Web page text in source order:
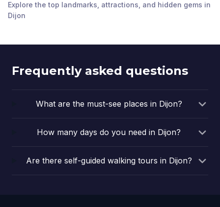
Explore the top landmarks, attractions, and hidden gems in
Dijon
Burgundy
Dijon
Guillaume Gate
Hôtel des Postes de
Dijon
Vogüé Hotel
The Philippe le Bon
Frequently asked questions
What are the must-see places in Dijon?
How many days do you need in Dijon?
Are there self-guided walking tours in Dijon?